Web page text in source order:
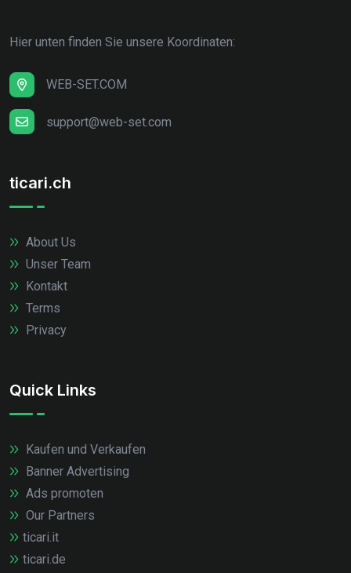
Hier unten finden Sie unsere Koordinaten:
WEB-SET.COM
support@web-set.com
ticari.ch
About Us
Unser Team
Kontakt
Terms
Privacy
Quick Links
Kaufen und Verkaufen
Banner Advertising
Ads promoten
Our Partners
ticari.it
ticari.de